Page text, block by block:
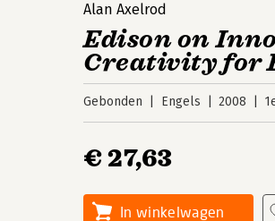
Alan Axelrod
Edison on
Creativity for
Gebonden Engels 2008
€ 27,63
In winkelwagen